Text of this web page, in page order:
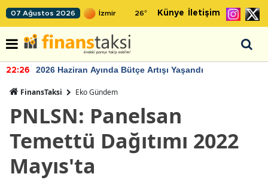
07 Ağustos 2026 26° Künye İletişim
22:26 2026 Haziran Ayında Bütçe Artışı Yaşandı
FinansTaksi Eko Gündem
PNLSN: Panelsan
Temettü Dağıtımı 2022
Mayıs'ta